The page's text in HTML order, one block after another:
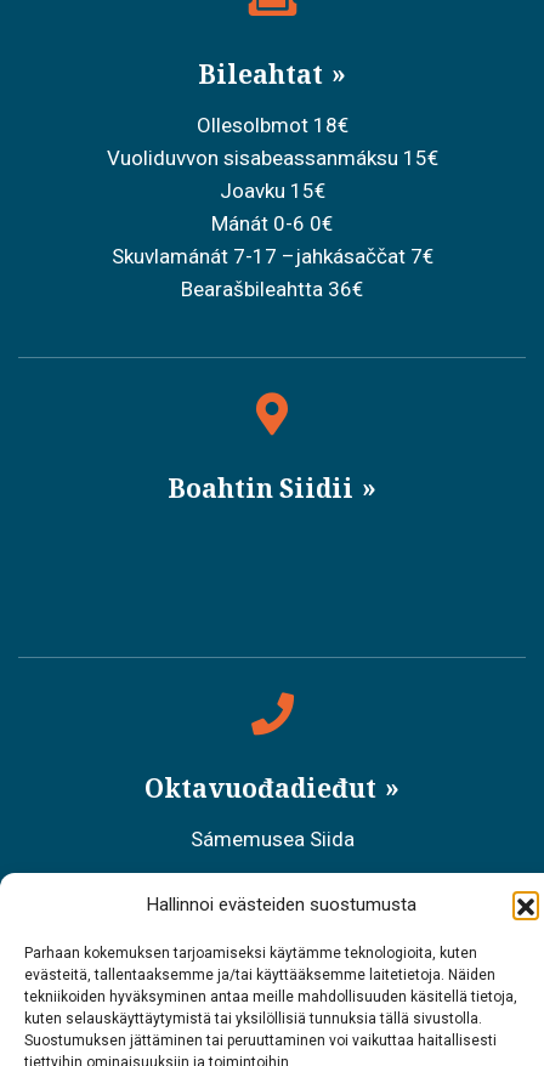
Hallinnoi evästeiden suostumusta
Parhaan kokemuksen tarjoamiseksi käytämme teknologioita, kuten
evästeitä, tallentaaksemme ja/tai käyttääksemme laitetietoja. Näiden
tekniikoiden hyväksyminen antaa meille mahdollisuuden käsitellä tietoja,
kuten selauskäyttäytymistä tai yksilöllisiä tunnuksia tällä sivustolla.
Suostumuksen jättäminen tai peruuttaminen voi vaikuttaa haitallisesti
tiettyihin ominaisuuksiin ja toimintoihin.
Bileahtat
Ollesolbmot 18€
Vuoliduvvon sisabeassanmáksu 15€
Joavku 15€
Mánát 0-6 0€
Skuvlamánát 7-17 –jahkásaččat 7€
Bearašbileahtta 36€
Boahtin Siidii
Oktavuođadieđut
Sámemusea Siida
Tel. 0206 39 7740
Restoráŋŋa Sarrit